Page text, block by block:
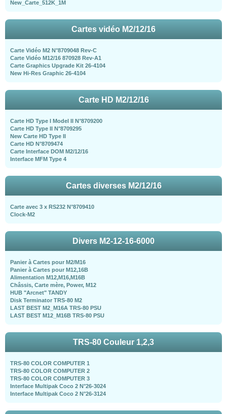
New_Carte_512K_1M
Cartes vidéo M2/12/16
Carte Vidéo M2 N°8709048 Rev-C
Carte Vidéo M12/16 870928 Rev-A1
Carte Graphics Upgrade Kit 26-4104
New Hi-Res Graphic 26-4104
Carte HD M2/12/16
Carte HD Type I Model II N°8709200
Carte HD Type II N°8709295
New Carte HD Type II
Carte HD N°8709474
Carte Interface DOM M2/12/16
Interface MFM Type 4
Cartes diverses M2/12/16
Carte avec 3 x RS232 N°8709410
Clock-M2
Divers M2-12-16-6000
Panier à Cartes pour M2/M16
Panier à Cartes pour M12,16B
Alimentation M12,M16,M16B
Châssis, Carte mère, Power, M12
HUB "Arcnet" TANDY
Disk Terminator TRS-80 M2
LAST BEST M2_M16A TRS-80 PSU
LAST BEST M12_M16B TRS-80 PSU
TRS-80 Couleur 1,2,3
TRS-80 COLOR COMPUTER 1
TRS-80 COLOR COMPUTER 2
TRS-80 COLOR COMPUTER 3
Interface Multipak Coco 2 N°26-3024
Interface Multipak Coco 2 N°26-3124